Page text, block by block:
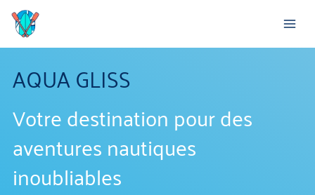
Aller
contenu
AQUA GLISS
Votre destination pour des
aventures nautiques
inoubliables